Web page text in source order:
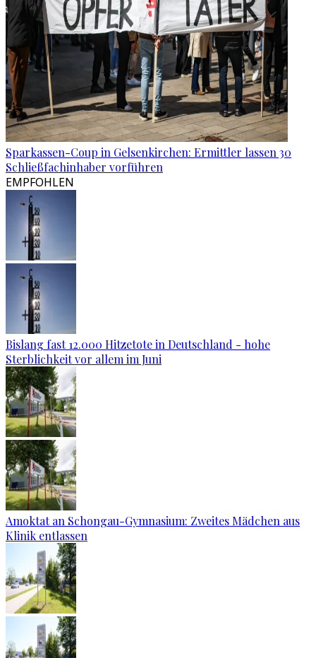
Sparkassen-Coup in Gelsenkirchen: Ermittler lassen 30
Schließfachinhaber vorführen
EMPFOHLEN
Bislang fast 12.000 Hitzetote in Deutschland - hohe
Sterblichkeit vor allem im Juni
Amoktat an Schongau-Gymnasium: Zweites Mädchen aus
Klinik entlassen